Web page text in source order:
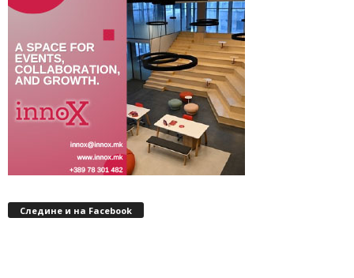
Следине и на Facebook